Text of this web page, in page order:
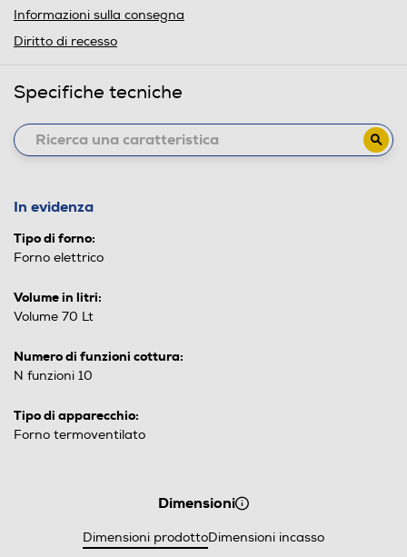
Informazioni sulla consegna
Diritto di recesso
Specifiche tecniche
In evidenza
Tipo di forno:
Forno elettrico
Volume in litri:
Volume 70 Lt
Numero di funzioni cottura:
N funzioni 10
Tipo di apparecchio:
Forno termoventilato
Dimensioni
Dimensioni prodottoDimensioni incasso